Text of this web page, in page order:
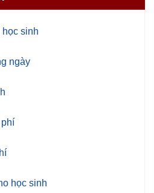
sinh
ngày
học sinh